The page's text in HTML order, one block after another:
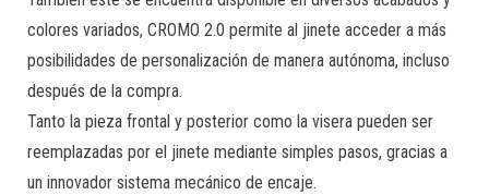
colores variados, CROMO 2.0 permite al jinete acceder a más
posibilidades de personalización de manera autónoma, incluso
después de la compra.
Tanto la pieza frontal y posterior como la visera pueden ser
reemplazadas por el jinete mediante simples pasos, gracias a
un innovador sistema mecánico de encaje.